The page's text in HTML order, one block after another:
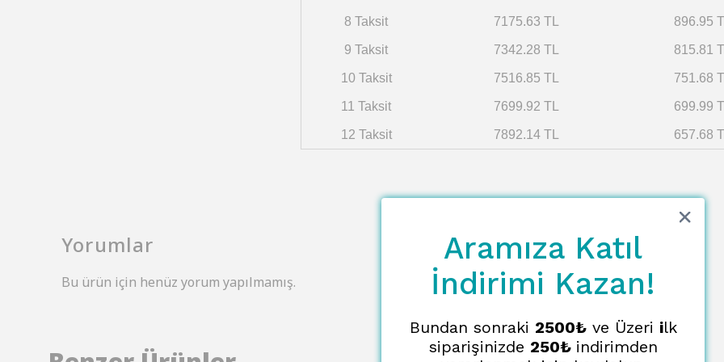
8 Taksit 7175.63 TL 896.95
9 Taksit 7342.28 TL 815.81
10 Taksit 7516.85 TL 751.68
11 Taksit 7699.92 TL 699.99
12 Taksit 7892.14 TL 657.68
Yorumlar
Bu ürün için henüz yorum yapılmamış.
Aramıza Katıl
İndirimi Kazan!
Bundan sonraki 2500₺ve Üzeri ilk
siparişinizde 250₺ indirimden